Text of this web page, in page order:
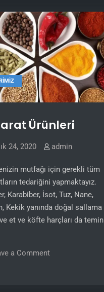
Ürünleri
24, 2020 admin
mutfağı için gerekli tüm
tedariğini yapmaktayız.
Karabiber, İsot, Tuz, Nane,
Kekik yanında doğal sallama
et ve köfte harçları da temin
a Commenton